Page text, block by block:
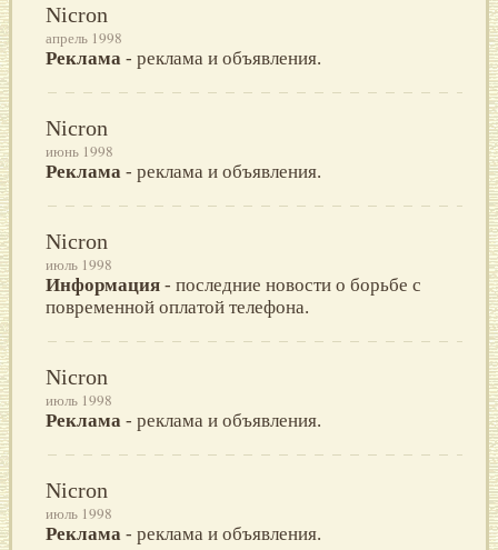
Nicron
апрель 1998
Реклама - реклама и объявления.
Nicron
июнь 1998
Реклама - реклама и объявления.
Nicron
июль 1998
Информация - последние новости о борьбе с
повременной оплатой телефона.
Nicron
июль 1998
Реклама - реклама и объявления.
Nicron
июль 1998
Реклама - реклама и объявления.